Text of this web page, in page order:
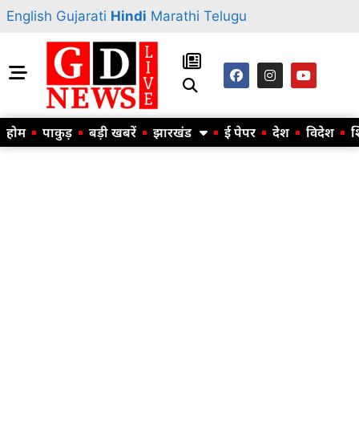
English Gujarati Hindi Marathi Telugu
होम पाकुड़ बड़ी खबरें झारखंड ई पेपर देश विदेश